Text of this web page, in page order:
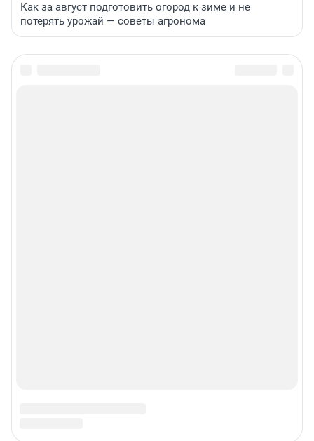
Как за август подготовить огород к зиме и не
потерять урожай — советы агронома